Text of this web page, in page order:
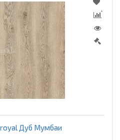
Дуб Мумбаи